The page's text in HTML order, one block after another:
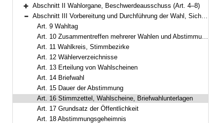
Bereich erweitern
Bereich erweitern
Abschnitt II Wahlorgane, Beschwerdeausschuss (Art. 4–8)
Bereich reduzieren
Abschnitt III Vorbereitung und Durchführung der Wahl, Sicherung der Wahlfreiheit (Art. 9–20)
Art. 9 Wahltag
Art. 10 Zusammentreffen mehrerer Wahlen und Abstimmungen
Art. 11 Wahlkreis, Stimmbezirke
Art. 12 Wählerverzeichnisse
Art. 13 Erteilung von Wahlscheinen
Art. 14 Briefwahl
Art. 15 Dauer der Abstimmung
Art. 16 Stimmzettel, Wahlscheine, Briefwahlunterlagen
Art. 17 Grundsatz der Öffentlichkeit
Art. 18 Abstimmungsgeheimnis